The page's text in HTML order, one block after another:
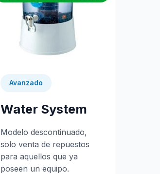
Avanzado
Water System
Modelo descontinuado,
solo venta de repuestos
para aquellos que ya
poseen un equipo.